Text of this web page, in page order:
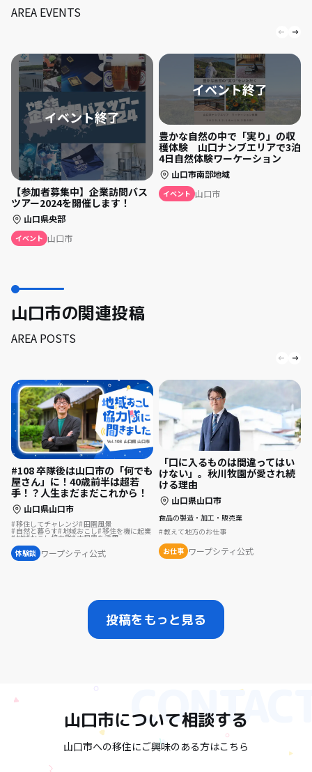
AREA EVENTS
【参加者募集中】企業訪問バス
ツアー2024を開催します！
山口県央部
イベント 山口市
豊かな自然の中で「実り」の収
穫体験 山口ナンブエリアで3泊
4日自然体験ワーケーション
山口市南部地域
イベント 山口市
山口市の関連投稿
AREA POSTS
#108 卒隊後は山口市の「何でも
屋さん」に！40歳前半は超若
手！？人生まだまだこれから！
山口県山口市
移住してチャレンジ 田園風景
自然と暮らす 地域おこし 移住を機に起業
地域おこし協力隊 古民家を活用
地域おこし協力隊に聞いてみた
体験談 ワープシティ公式
「口に入るものは間違ってはい
けない」。秋川牧園が愛され続
ける理由
山口県山口市
食品の製造・加工・販売業
教えて地方のお仕事
お仕事 ワープシティ公式
投稿をもっと見る
山口市について相談する
山口市への移住にご興味のある方はこちら